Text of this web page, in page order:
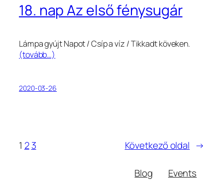
18. nap Az első fénysugár
Lámpa gyújt Napot / Csíp a víz / Tikkadt köveken.
(tovább…)
2020-03-26
1 2 3 Következő oldal →
Blog
Events